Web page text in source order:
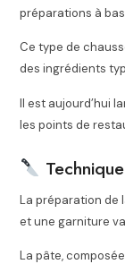
préparations à
Ce type de
des ingrédients
Il est aujourd’hui
les points de
Technique
La préparation de
et une garniture
La pâte,